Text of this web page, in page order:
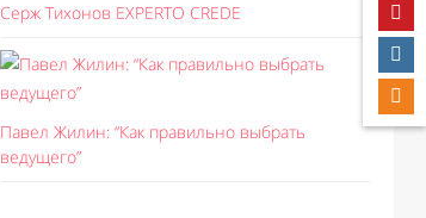
Серж Тихонов EXPERTO CREDE
Павел Жилин: “Как правильно выбрать
ведущего”